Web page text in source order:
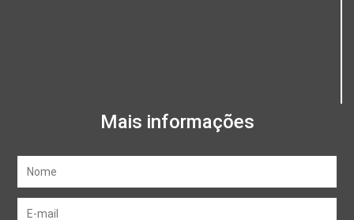
Mais informações